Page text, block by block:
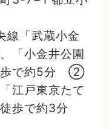
「武蔵小金
「小金井公園
歩で約5分 ②
江戸東京たて
歩で約3分